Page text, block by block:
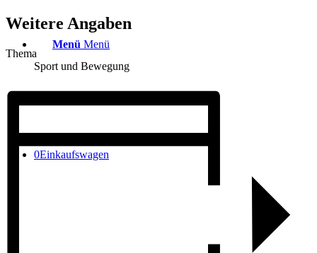
Menü Menü
0Einkaufswagen
Weitere Angaben
Thema
Sport und Bewegung